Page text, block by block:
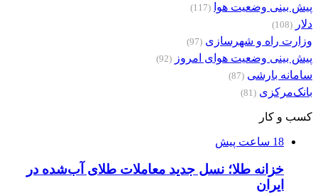
پیش بینی وضعیت هوا (117)
دلار (108)
وزارت راه و شهرسازی (97)
پیش بینی وضعیت هوای امروز (92)
سامانه بارشی (87)
بانک‌مرکزی (81)
کسب و کار
18 ساعت پیش
خزانه طلا؛ نسل جدید معاملات طلای آب‌شده در
ایران